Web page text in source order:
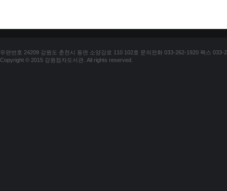
우편번호 24209 강원도 춘천시 동면 소양강로 110 102호 문의전화 033-262-1920 팩스 033-
Copyright © 2015 강원점자도서관. All rights reserved.